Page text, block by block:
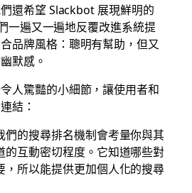
還希望 Slackbot 展現鮮明的
一遍又一遍地反覆改進系統提
品牌風格：聰明有幫助，但又
默感。
人驚豔的小細節，讓使用者和
結：
們的搜尋排名機制會考量你與其
的互動密切程度。它知道哪些對
，所以能提供更加個人化的搜尋